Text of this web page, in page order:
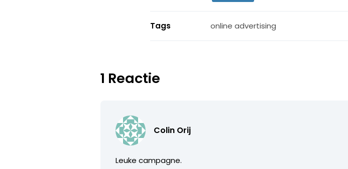
Tags online advertising
1 Reactie
Colin Orij
Leuke campagne.